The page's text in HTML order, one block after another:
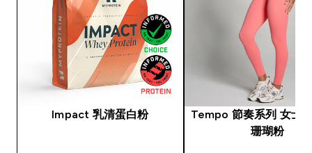
Impact 乳清蛋白粉
Tempo 節奏系列 女士
珊瑚粉